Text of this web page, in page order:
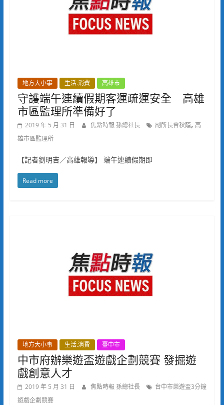
地方大小事 生活.消費 高雄市
守護端午連續假期客運疏運安全 高雄
市區監理所準備好了
2019 年 5 月 31 日 焦點時報 孫總社長 副所長曾秋蔭, 高
雄市區監理所
【記者劉明吉／高雄報導】 端午連續假期即
Read more
地方大小事 生活.消費 臺中市
中市府辦樂遊盃遊戲企劃競賽 發掘遊
戲創意人才
2019 年 5 月 31 日 焦點時報 孫總社長
台中市樂遊盃3分鐘
遊戲企劃競賽